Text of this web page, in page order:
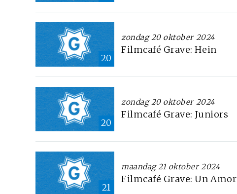
20
zondag 20 oktober 2024
Filmcafé Grave: Hein
20
zondag 20 oktober 2024
Filmcafé Grave: Juniors
21
maandag 21 oktober 2024
Filmcafé Grave: Un Amor